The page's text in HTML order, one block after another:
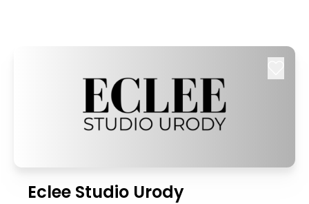
Eclee Studio Urody